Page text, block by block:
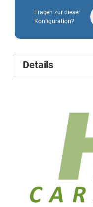
Fragen zur dieser
Konfiguration?
Details